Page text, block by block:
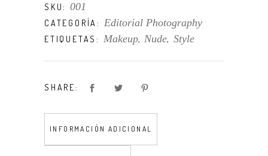
SKU: 001
CATEGORÍA: Editorial Photography
ETIQUETAS: Makeup, Nude,Style
SHARE:
INFORMACIÓN ADICIONAL